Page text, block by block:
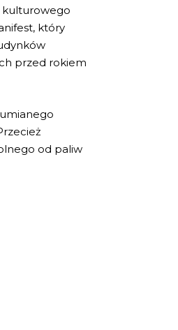
kulturowego
który
przed rokiem
od paliw